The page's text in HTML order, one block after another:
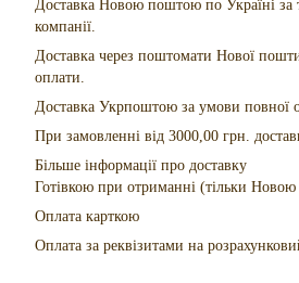
Доставка Новою поштою по Україні за
компанії.
Доставка через поштомати Нової
оплати.
Доставка Укрпоштою за умови повної
При замовленні від 3000,00 грн.
Більше інформації про доставку
Готівкою при отриманні (тільки
Оплата карткою
Оплата за реквізитами на